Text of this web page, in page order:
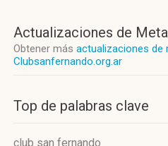
Actualizaciones de
Obtener más actualizaciones de
Clubsanfernando.org.ar
Top de palabras clave
club san fernando